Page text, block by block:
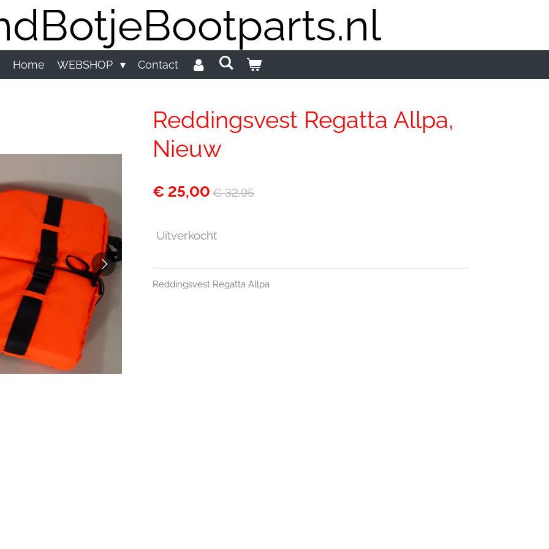
Home WEBSHOP Contact
Reddingsvest Regatta Allpa,
Nieuw
€ 25,00 € 32,95
Uitverkocht
Reddingsvest Regatta Allpa